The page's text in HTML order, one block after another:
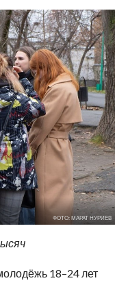
ФОТО: МАРАТ НУРИЕВ
18–24 лет